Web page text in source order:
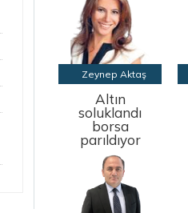
Zeynep Aktaş
Altın
soluklandı
borsa
parıldıyor